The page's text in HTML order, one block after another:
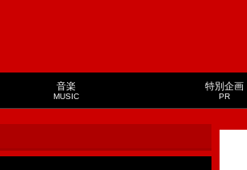
音楽
MUSIC
特別企画
PR